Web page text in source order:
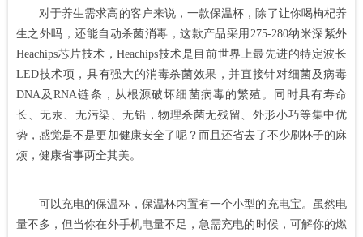
对于养生需求高的客户来说，一款保温杯，除了让你喝枸杞养
生之外吗，还能自动杀菌消毒，这款产品采用275-280纳米深紫外
Heachips芯片技术，Heachips技术是目前世界上最先进的特定波长
LED技术项，具有强大的消毒杀菌效果，并直接针对细菌及病毒
DNA及RNA链条，从根源破坏细菌病毒的繁殖。同时具有寿命
长、无汞、无污染、无铅，物理杀菌无残留、外形小巧等集中优
势，感觉是不是更加健康安全了呢？而且还省去了不少刷杯子的麻
烦，健康省事两全其美。
可以充电的保温杯，保温杯内置有一个小型的充电宝。虽然电
量不多，但当你在外手机电量不足，急需充电的时候，可解你的燃